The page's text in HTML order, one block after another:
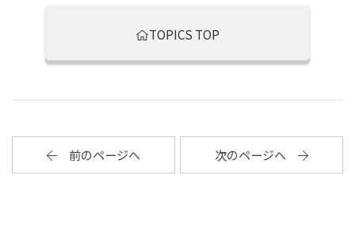
TOPICS TOP
前のページへ 次のページへ